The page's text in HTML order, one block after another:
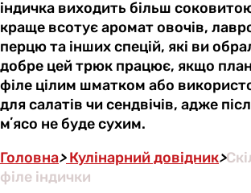
індичка виходить більш
краще всотує аромат овочів,
перцю та інших спецій, які ви
добре цей трюк працює, якщо
філе цілим шматком або
для салатів чи сендвічів, адже
мʼясо не буде сухим.
Головна>Кулінарний довідник>
філе індички